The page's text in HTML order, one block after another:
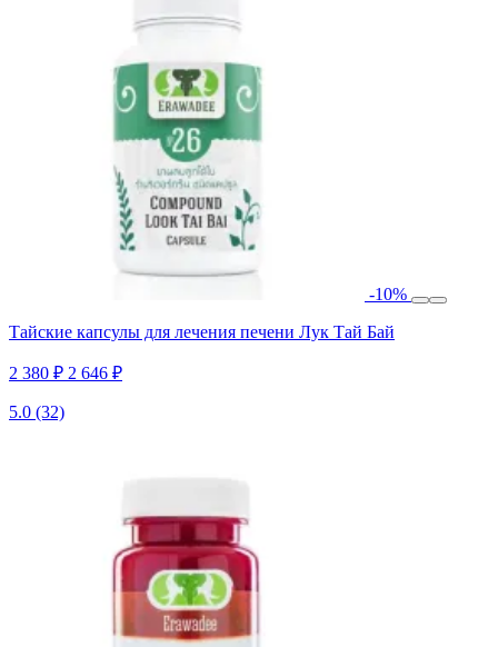
-10%
Тайские капсулы для лечения печени Лук Тай Бай
2 380 ₽ 2 646 ₽
5.0 (32)